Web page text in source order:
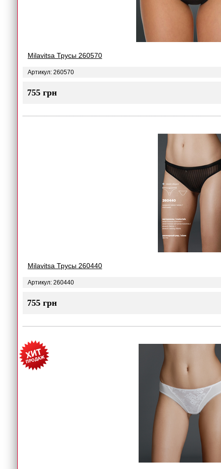
Milavitsa Трусы 260570
Артикул: 260570
755 грн
Milavitsa Трусы 260440
Артикул: 260440
755 грн